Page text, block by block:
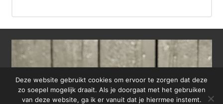
Deze website gebruikt cookies om ervoor te zorgen dat deze
zo soepel mogelijk draait. Als je doorgaat met het gebruiken
van deze website, ga ik er vanuit dat je hierrmee instemt.